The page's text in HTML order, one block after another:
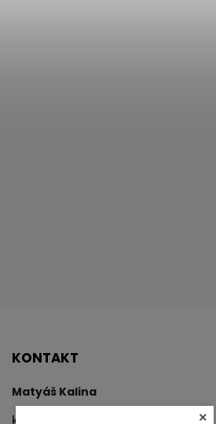
KONTAKT
Matyáš Kalina
kalina
×